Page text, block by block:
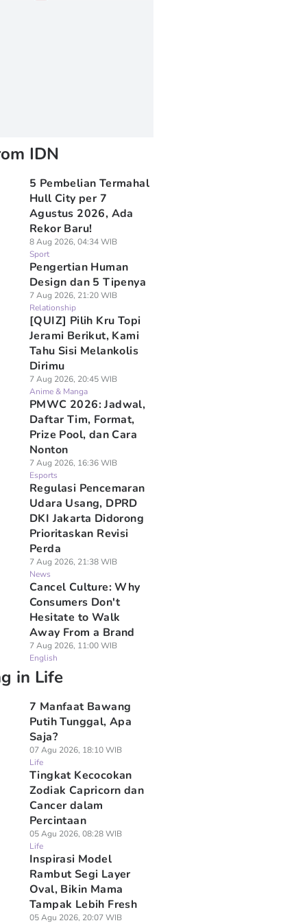
IDN
5 Pembelian Termahal
Hull City per 7
Agustus 2026, Ada
Rekor Baru!
8 Aug 2026, 04:34 WIB
Sport
Pengertian Human
Design dan 5 Tipenya
7 Aug 2026, 21:20 WIB
Relationship
[QUIZ] Pilih Kru Topi
Jerami Berikut, Kami
Tahu Sisi Melankolis
Dirimu
7 Aug 2026, 20:45 WIB
Anime & Manga
PMWC 2026: Jadwal,
Daftar Tim, Format,
Prize Pool, dan Cara
Nonton
7 Aug 2026, 16:36 WIB
Esports
Regulasi Pencemaran
Udara Usang, DPRD
DKI Jakarta Didorong
Prioritaskan Revisi
Perda
7 Aug 2026, 21:38 WIB
News
Cancel Culture: Why
Consumers Don't
Hesitate to Walk
Away From a Brand
7 Aug 2026, 11:00 WIB
English
in Life
7 Manfaat Bawang
Putih Tunggal, Apa
Saja?
07 Agu 2026, 18:10 WIB
Life
Tingkat Kecocokan
Zodiak Capricorn dan
Cancer dalam
Percintaan
05 Agu 2026, 08:28 WIB
Life
Inspirasi Model
Rambut Segi Layer
Oval, Bikin Mama
Tampak Lebih Fresh
05 Agu 2026, 20:07 WIB